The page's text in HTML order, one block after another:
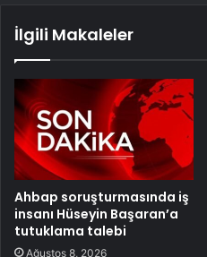
İlgili Makaleler
Ahbap soruşturmasında iş
insanı Hüseyin Başaran’a
tutuklama talebi
Ağustos 8, 2026